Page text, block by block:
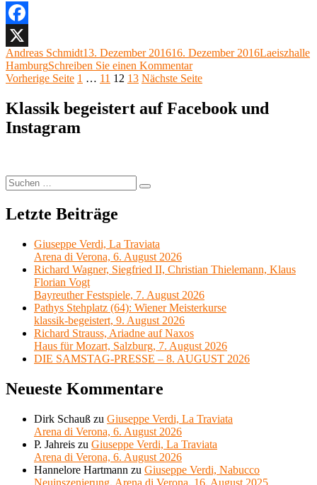
Facebook
X
Autor
Andreas SchmidtVeröffentlicht
am
13. Dezember 201616. Dezember 2016Kategorien
Laeiszhalle
HamburgSchreiben Sie einen Kommentarzu
4.
Konzert,
Laeiszhalle,
Seitennummerierung
der
Beiträge
Vorherige Seite Seite
1 … Seite
11 Seite
12 Seite
13 Nächste Seite
Klassik begeistert auf Facebook und
Instagram
Suchen
nach:
Suchen
Letzte Beiträge
Giuseppe Verdi, La Traviata
Arena di Verona, 6. August 2026
Richard Wagner, Siegfried II, Christian Thielemann, Klaus
Florian Vogt
Bayreuther Festspiele, 7. August 2026
Pathys Stehplatz (64): Wiener Meisterkurse
klassik-begeistert, 9. August 2026
Richard Strauss, Ariadne auf Naxos
Haus für Mozart, Salzburg, 7. August 2026
DIE SAMSTAG-PRESSE – 8. AUGUST 2026
Neueste Kommentare
Dirk Schauß zu Giuseppe Verdi, La Traviata
Arena di Verona, 6. August 2026
P. Jahreis zu Giuseppe Verdi, La Traviata
Arena di Verona, 6. August 2026
Hannelore Hartmann zu Giuseppe Verdi, Nabucco
Neuinszenierung, Arena di Verona, 16. August 2025